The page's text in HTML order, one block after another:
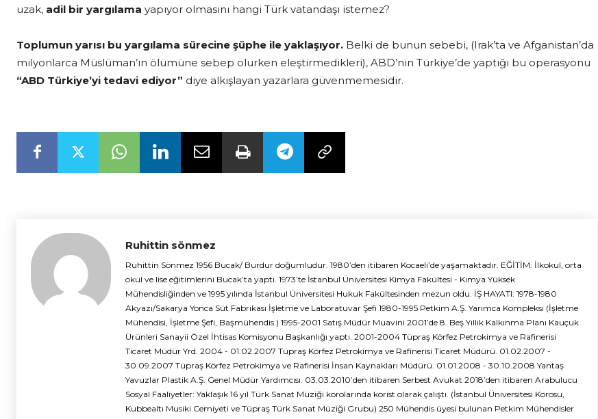
uzak, adil bir yargılama yapıyor olmasını hangi Türk vatandaşı istemez?
Toplumun yarısı bu yargılama sürecine şüphe ile yaklaşıyor. Belki de bunun sebebi, (Irak’ta ve Afganistan’da
milyonlarca Müslüman’ın ölümüne sebep olurken eleştirmedikleri), ABD’nin Türkiye’de yaptığı bu operasyonu
“ABD Türkiye’yi tedavi ediyor” diye alkışlayan yazarlara güvenmemesidir.
Ruhittin sönmez
Ruhittin Sönmez 1956 Bucak/ Burdur doğumludur. 1980’den itibaren Kocaeli’de yaşamaktadır. EĞİTİM: İlkokul, orta
okul ve lise eğitimlerini Bucak’ta yaptı. 1973’te İstanbul Üniversitesi Kimya Fakültesi - Kimya Yüksek
Mühendisliğinden ve 1995 yılında İstanbul Üniversitesi Hukuk Fakültesinden mezun oldu. İŞ HAYATI: 1978-1980
Akyazı/Sakarya Yonca Süt Fabrikası İşletme ve Laboratuvar Şefi 1980-1995 Petkim A.Ş. Yarımca Kompleksi (İşletme
Mühendisi, İşletme Şefi, Başmühendis.) 1995-2001 Satış Müdür Muavini 2001’de 8. Beş Yıllık Kalkınma Planı Kauçuk
Ürünleri Sanayii Özel İhtisas Komisyonu Başkanlığı yaptı. 2001-2004 Tüpraş Körfez Petrokimya ve Rafinerisi
Ticaret Müdür Yrd. 2004 - 01.02.2007 Tüpraş Körfez Petrokimya ve Rafinerisi Ticaret Müdürü. 01.02.2007 -
30.09.2007 Tüpraş Körfez Petrokimya ve Rafinerisi İnsan Kaynakları Müdürü. 01.01.2008 - 30.10.2008 Yantaş
Yavuzlar Plastik A.Ş. Genel Müdür Yardımcısı. 03.03.2010’den itibaren Serbest Avukat 2018’den itibaren Arabulucu
Sosyal Faaliyetler: Yaklaşık 16 yıl Türk Sanat Müziği korolarında korist olarak çalıştı. (İstanbul Üniversitesi Korosu,
Kubbealtı Musiki Cemiyeti ve Tüpraş Türk Sanat Müziği Grubu) 250 Mühendis üyesi bulunan Petkim Mühendisler